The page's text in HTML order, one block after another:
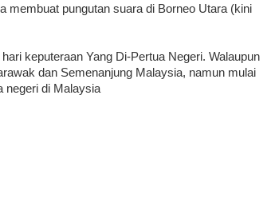
membuat pungutan suara di Borneo Utara (kini
keputeraan Yang Di-Pertua Negeri. Walaupun
dan Semenanjung Malaysia, namun mulai
negeri di Malaysia